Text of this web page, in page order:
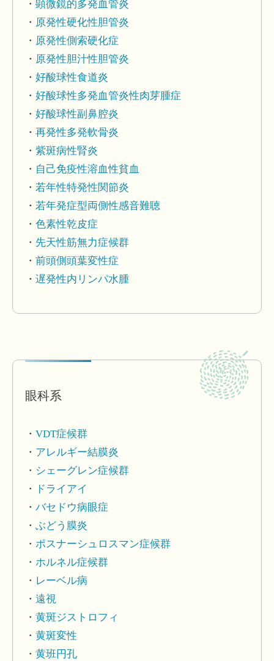
顕微鏡的多発血管炎
原発性硬化性胆管炎
原発性側索硬化症
原発性胆汁性胆管炎
好酸球性食道炎
好酸球性多発血管炎性肉芽腫症
好酸球性副鼻腔炎
再発性多発軟骨炎
紫斑病性腎炎
自己免疫性溶血性貧血
若年性特発性関節炎
若年発症型両側性感音難聴
色素性乾皮症
先天性筋無力症候群
前頭側頭葉変性症
遅発性内リンパ水腫
眼科系
VDT症候群
アレルギー結膜炎
シェーグレン症候群
ドライアイ
バセドウ病眼症
ぶどう膜炎
ポスナーシュロスマン症候群
ホルネル症候群
レーベル病
遠視
黄斑ジストロフィ
黄斑変性
黄班円孔